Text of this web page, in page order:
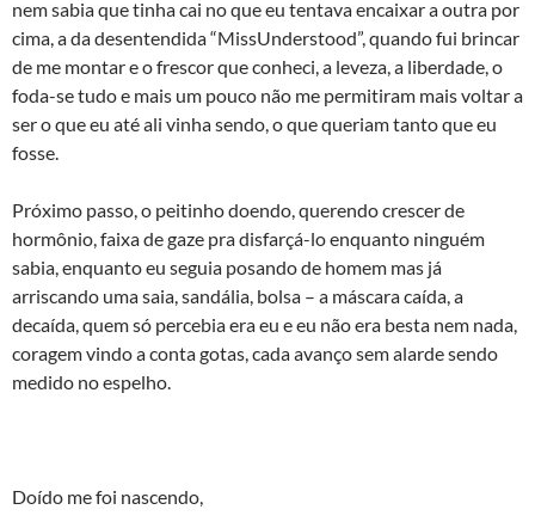
nem sabia que tinha cai no que eu tentava encaixar a outra por
cima, a da desentendida “MissUnderstood”, quando fui brincar
de me montar e o frescor que conheci, a leveza, a liberdade, o
foda-se tudo e mais um pouco não me permitiram mais voltar a
ser o que eu até ali vinha sendo, o que queriam tanto que eu
fosse.
Próximo passo, o peitinho doendo, querendo crescer de
hormônio, faixa de gaze pra disfarçá-lo enquanto ninguém
sabia, enquanto eu seguia posando de homem mas já
arriscando uma saia, sandália, bolsa – a máscara caída, a
decaída, quem só percebia era eu e eu não era besta nem nada,
coragem vindo a conta gotas, cada avanço sem alarde sendo
medido no espelho.
Doído me foi nascendo,